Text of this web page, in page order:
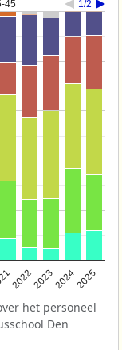
45 1/2
2022202320242025
het personeel
Den